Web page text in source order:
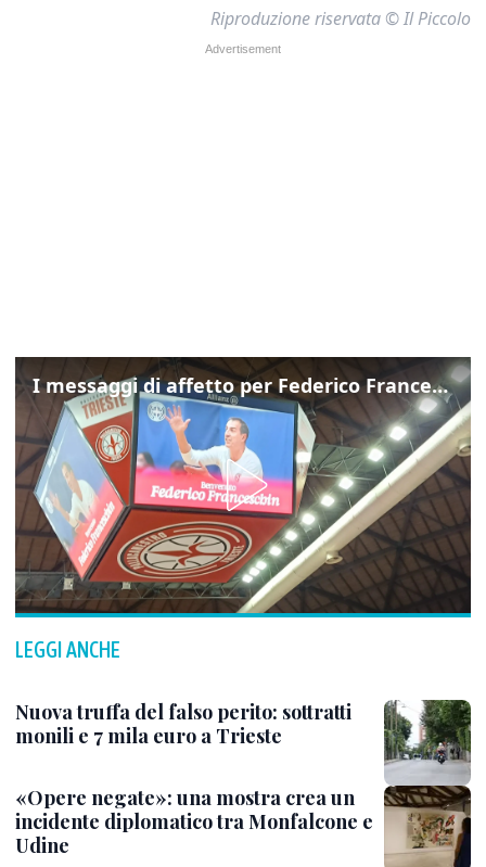
Riproduzione riservata © Il Piccolo
I messaggi di affetto per Federico Franceschin: così il mondo del basket gli è stato accanto fino all’ultimo
LEGGI ANCHE
Nuova truffa del falso perito: sottratti
monili e 7 mila euro a Trieste
«Opere negate»: una mostra crea un
incidente diplomatico tra Monfalcone e
Udine